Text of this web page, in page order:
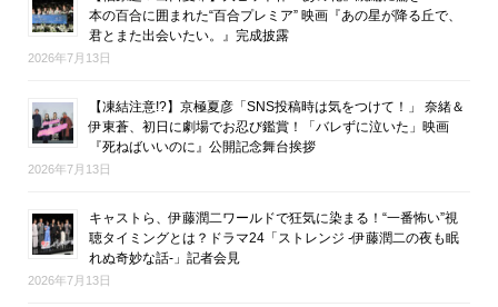
本の百合に囲まれた“百合プレミア” 映画『あの星が降る丘で、
君とまた出会いたい。』完成披露
2026年7月13日
【凍結注意!?】京極夏彦「SNS投稿時は気をつけて！」 奈緒＆
伊東蒼、初日に劇場でお忍び鑑賞！「バレずに泣いた」映画
『死ねばいいのに』公開記念舞台挨拶
2026年7月13日
キャストら、伊藤潤二ワールドで狂気に染まる！“一番怖い”視
聴タイミングとは？ドラマ24「ストレンジ -伊藤潤二の夜も眠
れぬ奇妙な話-」記者会見
2026年7月13日